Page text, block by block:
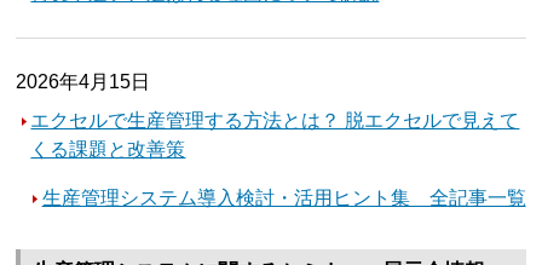
2026年4月15日
エクセルで生産管理する方法とは？ 脱エクセルで見えて
くる課題と改善策
生産管理システム導入検討・活用ヒント集 全記事一覧